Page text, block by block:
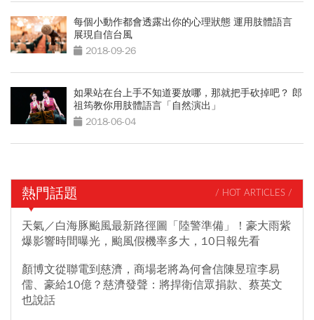
每個小動作都會透露出你的心理狀態 運用肢體語言
展現自信台風
2018-09-26
如果站在台上手不知道要放哪，那就把手砍掉吧？ 郎
祖筠教你用肢體語言「自然演出」
2018-06-04
熱門話題 / HOT ARTICLES /
天氣／白海豚颱風最新路徑圖「陸警準備」！豪大雨紫
爆影響時間曝光，颱風假機率多大，10日報先看
顏博文從聯電到慈濟，商場老將為何會信陳昱瑄李易
儒、豪給10億？慈濟發聲：將捍衛信眾捐款、蔡英文
也說話